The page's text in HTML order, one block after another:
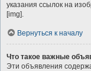
указания ссылок на
[img].
Вернуться к началу
Что такое важные
Эти объявления